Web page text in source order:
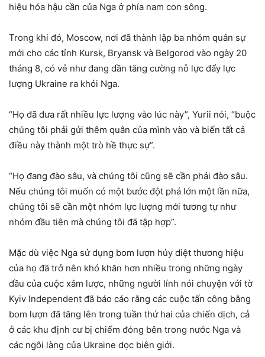
hiệu hóa hậu cần của Nga ở phía nam con sông.
Trong khi đó, Moscow, nơi đã thành lập ba nhóm quân sự
mới cho các tỉnh Kursk, Bryansk và Belgorod vào ngày 20
tháng 8, có vẻ như đang dần tăng cường nỗ lực đẩy lực
lượng Ukraine ra khỏi Nga.
“Họ đã đưa rất nhiều lực lượng vào lúc này”, Yurii nói, “buộc
chúng tôi phải gửi thêm quân của mình vào và biến tất cả
điều này thành một trò hề thực sự”.
“Họ đang đào sâu, và chúng tôi cũng sẽ cần phải đào sâu.
Nếu chúng tôi muốn có một bước đột phá lớn một lần nữa,
chúng tôi sẽ cần một nhóm lực lượng mới tương tự như
nhóm đầu tiên mà chúng tôi đã tập hợp”.
Mặc dù việc Nga sử dụng bom lượn hủy diệt thương hiệu
của họ đã trở nên khó khăn hơn nhiều trong những ngày
đầu của cuộc xâm lược, những người lính nói chuyện với tờ
Kyiv Independent đã báo cáo rằng các cuộc tấn công bằng
bom lượn đã tăng lên trong tuần thứ hai của chiến dịch, cả
ở các khu định cư bị chiếm đóng bên trong nước Nga và
các ngôi làng của Ukraine dọc biên giới.